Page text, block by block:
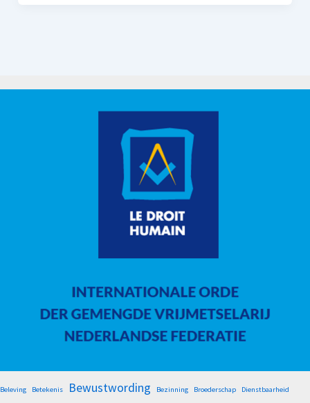
Beleving Betekenis Bewustwording Bezinning Broederschap Dienstbaarheid